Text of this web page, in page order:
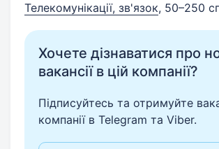
Телекомунікації, зв'язок, 50–250
Хочете дізнаватися про
вакансії в цій компанії?
Підписуйтесь та отримуйте
компанії в Telegram та Viber.